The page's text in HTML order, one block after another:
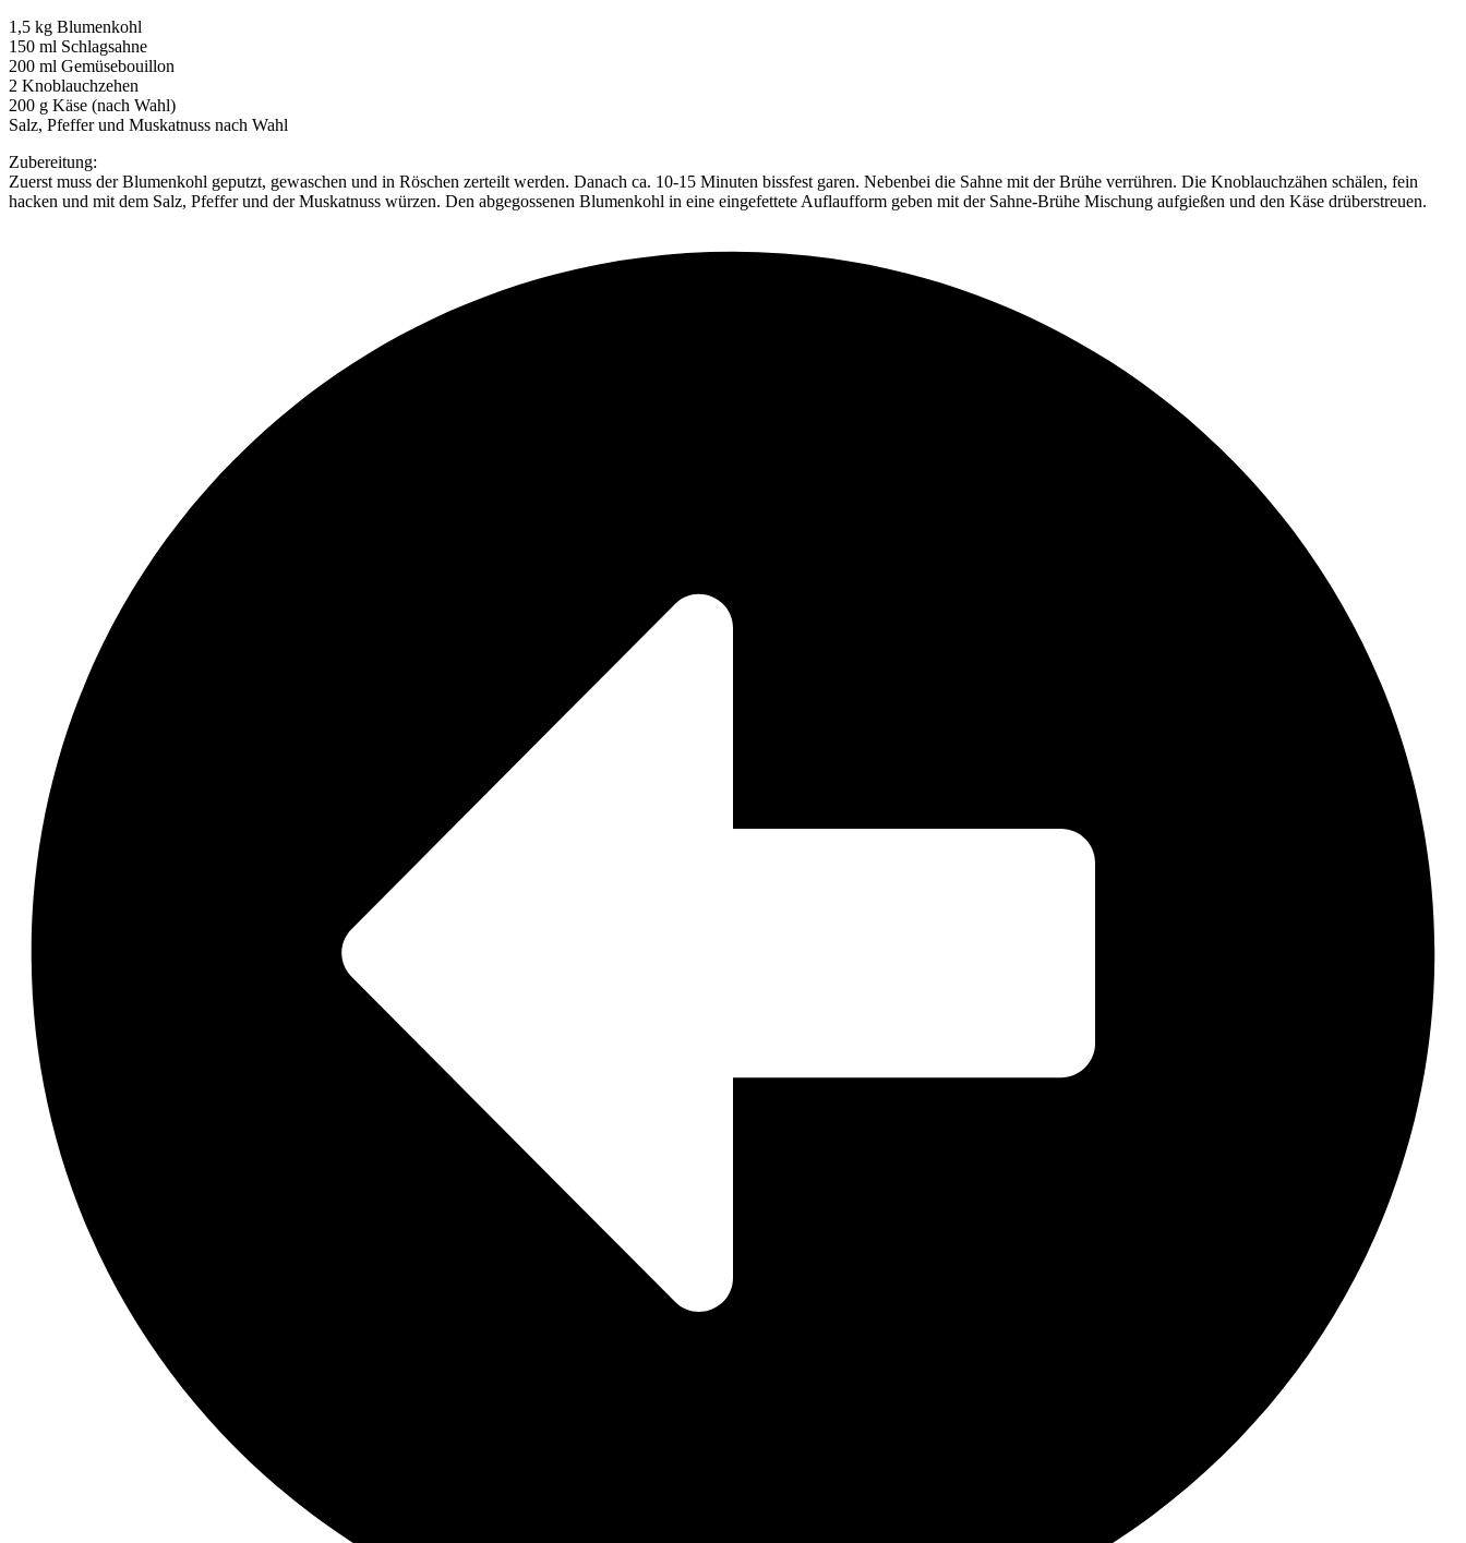
1,5 kg Blumenkohl
150 ml Schlagsahne
200 ml Gemüsebouillon
2 Knoblauchzehen
200 g Käse (nach Wahl)
Salz, Pfeffer und Muskatnuss nach Wahl
Zubereitung:
Zuerst muss der Blumenkohl geputzt, gewaschen und in Röschen zerteilt werden. Danach ca. 10-15 Minuten bissfest garen. Nebenbei die Sahne mit der Brühe verrühren. Die Knoblauchzähen schälen, fein
hacken und mit dem Salz, Pfeffer und der Muskatnuss würzen. Den abgegossenen Blumenkohl in eine eingefettete Auflaufform geben mit der Sahne-Brühe Mischung aufgießen und den Käse drüberstreuen.